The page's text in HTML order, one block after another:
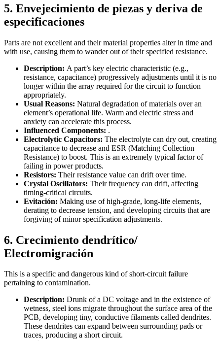
5. Envejecimiento de piezas y deriva de
especificaciones
Parts are not excellent and their material properties alter in time and
with use, causing them to wander out of their specified resistance.
Description: A part’s key electric characteristic (e.g.,
resistance, capacitance) progressively adjustments until it is no
longer within the array required for the circuit to function
appropriately.
Usual Reasons: Natural degradation of materials over an
element’s operational life. Warm and electric stress and
anxiety can accelerate this process.
Influenced Components: .
Electrolytic Capacitors: The electrolyte can dry out, creating
capacitance to decrease and ESR (Matching Collection
Resistance) to boost. This is an extremely typical factor of
failing in power products.
Resistors: Their resistance value can drift over time.
Crystal Oscillators: Their frequency can drift, affecting
timing-critical circuits.
Evitación: Making use of high-grade, long-life elements,
derating to decrease tension, and developing circuits that are
forgiving of minor specification adjustments.
6. Crecimiento dendrítico/
Electromigración
This is a specific and dangerous kind of short-circuit failure
pertaining to contamination.
Description: Drunk of a DC voltage and in the existence of
wetness, steel ions migrate throughout the surface area of the
PCB, developing tiny, conductive filaments called dendrites.
These dendrites can expand between surrounding pads or
traces, producing a short circuit.